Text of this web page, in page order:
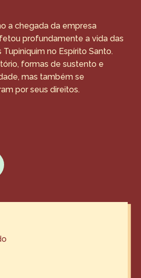
a chegada da empresa
profundamente a vida das
no Espírito Santo.
formas de sustento e
mas também se
por seus direitos.